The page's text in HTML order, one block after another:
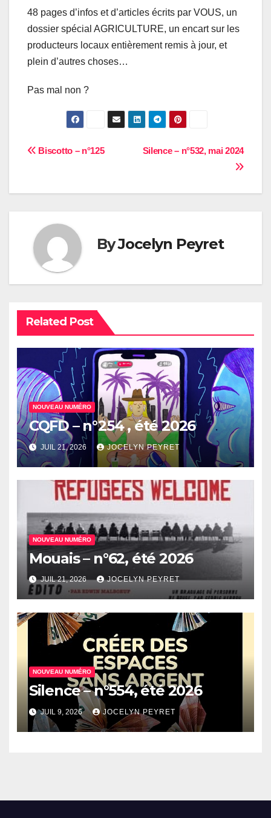
48 pages d’infos et d’articles écrits par VOUS, un
dossier spécial AGRICULTURE, un encart sur les
producteurs locaux entièrement remis à jour, et
plein d’autres choses…
Pas mal non ?
Navigation
Silence – n°532, mai 2024
Biscotto – n°125
ByJocelyn Peyret
Related Post
NOUVEAU NUMÉRO
CQFD – n°254 , été 2026
JUIL 21, 2026 JOCELYN PEYRET
NOUVEAU NUMÉRO
Mouais – n°62, été 2026
JUIL 21, 2026 JOCELYN PEYRET
NOUVEAU NUMÉRO
Silence – n°554, été 2026
JUIL 9, 2026 JOCELYN PEYRET